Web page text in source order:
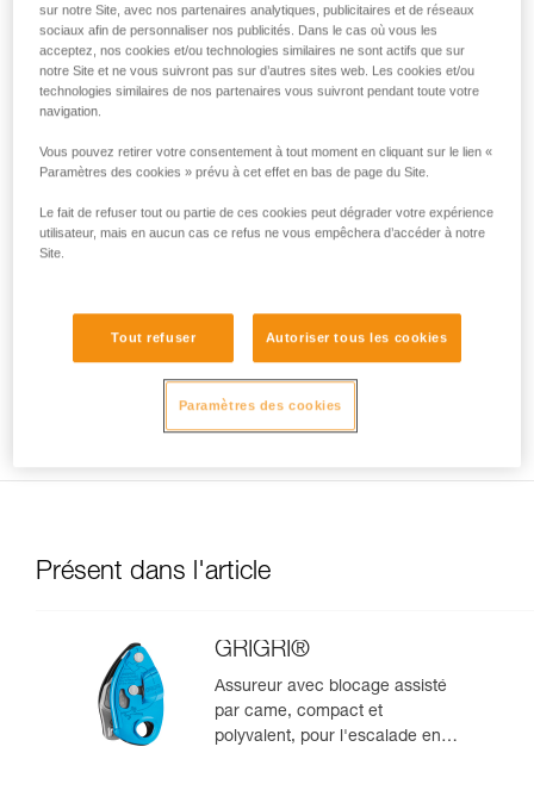
être confrontés. Même quand elles ne sont pas aussi
caricaturales.
Et si on peut en rire, on peut aussi s'interroger :
- Est-ce que, des fois, je ne suis pas aussi nul que lui ?
- Si c'était moi au bout de la corde, est-ce que je rigolerais
autant ?
Présent dans l'article
GRIGRI®
Assureur avec blocage assisté
par came, compact et
polyvalent, pour l'escalade en
sur notre Site, avec nos partenaires analytiques, publicitaires et de réseaux
sociaux afin de personnaliser nos publicités. Dans le cas où vous les
acceptez, nos cookies et/ou technologies similaires ne sont actifs que sur
notre Site et ne vous suivront pas sur d’autres sites web. Les cookies et/ou
technologies similaires de nos partenaires vous suivront pendant toute votre
navigation.
Vous pouvez retirer votre consentement à tout moment en cliquant sur le lien «
Paramètres des cookies » prévu à cet effet en bas de page du Site.
Le fait de refuser tout ou partie de ces cookies peut dégrader votre expérience
utilisateur, mais en aucun cas ce refus ne vous empêchera d’accéder à notre
Site.
Tout refuser Autoriser tous les cookies
Paramètres des cookies